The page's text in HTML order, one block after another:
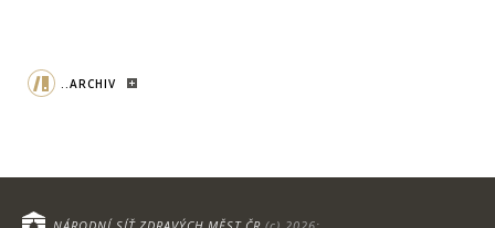
..ARCHIV